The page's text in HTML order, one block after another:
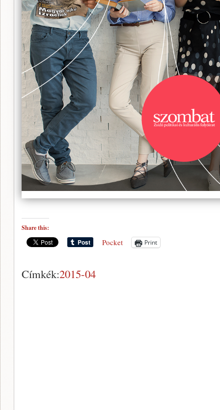
Share this:
Pocket Print
Címkék:2015-04